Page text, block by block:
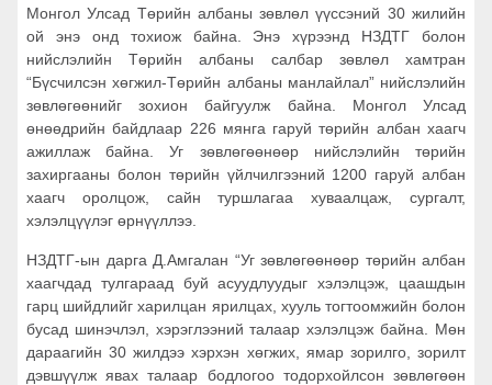
Монгол Улсад Төрийн албаны зөвлөл үүссэний 30 жилийн
ой энэ онд тохиож байна. Энэ хүрээнд НЗДТГ болон
нийслэлийн Төрийн албаны салбар зөвлөл хамтран
“Бүсчилсэн хөгжил-Төрийн албаны манлайлал” нийслэлийн
зөвлөгөөнийг зохион байгуулж байна. Монгол Улсад
өнөөдрийн байдлаар 226 мянга гаруй төрийн албан хаагч
ажиллаж байна. Уг зөвлөгөөнөөр нийслэлийн төрийн
захиргааны болон төрийн үйлчилгээний 1200 гаруй албан
хаагч оролцож, сайн туршлагаа хуваалцаж, сургалт,
хэлэлцүүлэг өрнүүллээ.
НЗДТГ-ын дарга Д.Амгалан “Уг зөвлөгөөнөөр төрийн албан
хаагчдад тулгараад буй асуудлуудыг хэлэлцэж, цаашдын
гарц шийдлийг харилцан ярилцах, хууль тогтоомжийн болон
бусад шинэчлэл, хэрэглээний талаар хэлэлцэж байна. Мөн
дараагийн 30 жилдээ хэрхэн хөгжих, ямар зорилго, зорилт
дэвшүүлж явах талаар бодлогоо тодорхойлсон зөвлөгөөн